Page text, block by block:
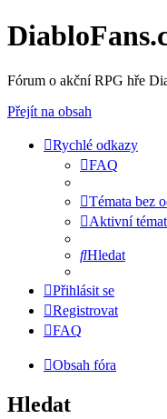
Fórum o akční RPG hře
Přejít na obsah
Rychlé odkazy
FAQ
Témata bez
Aktivní
Hledat
Přihlásit se
Registrovat
FAQ
Obsah fóra
Hledat